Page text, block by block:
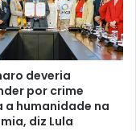
deveria
por crime
a humanidade na
diz Lula